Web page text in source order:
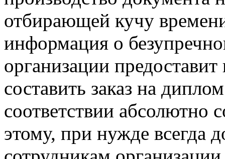
отбирающей кучу
информация о
организации
составить заказ на
соответствии
этому, при нужде всегда